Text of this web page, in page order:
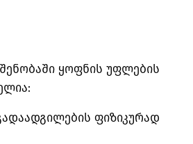
ყოფნის უფლების
ფიზიკურად